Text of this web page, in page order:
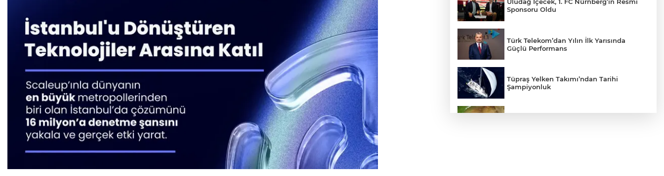
Sponsoru Oldu
Türk Telekom’dan Yılın İlk Yarısında
Güçlü Performans
Tüpraş Yelken Takımı’ndan Tarihi
Şampiyonluk